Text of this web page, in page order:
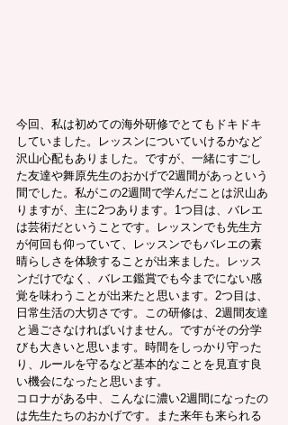
今回、私は初めての海外研修でとてもドキドキ
していました。レッスンについていけるかなど
沢山心配もありました。ですが、一緒にすごし
た友達や舞原先生のおかげで2週間があっという
間でした。私がこの2週間で学んだことは沢山あ
りますが、主に2つあります。1つ目は、バレエ
は芸術だということです。レッスンでも先生方
が何回も仰っていて、レッスンでもバレエの素
晴らしさを体験することが出来ました。レッス
ンだけでなく、バレエ鑑賞でも今までにない感
覚を味わうことが出来たと思います。2つ目は、
日常生活の大切さです。この研修は、2週間友達
と過ごさなければいけません。ですがその分学
びも大きいと思います。時間をしっかり守った
り、ルールを守るなど基本的なことを見直す良
い機会になったと思います。
コロナがある中、こんなに濃い2週間になったの
は先生たちのおかげです。また来年も来られる